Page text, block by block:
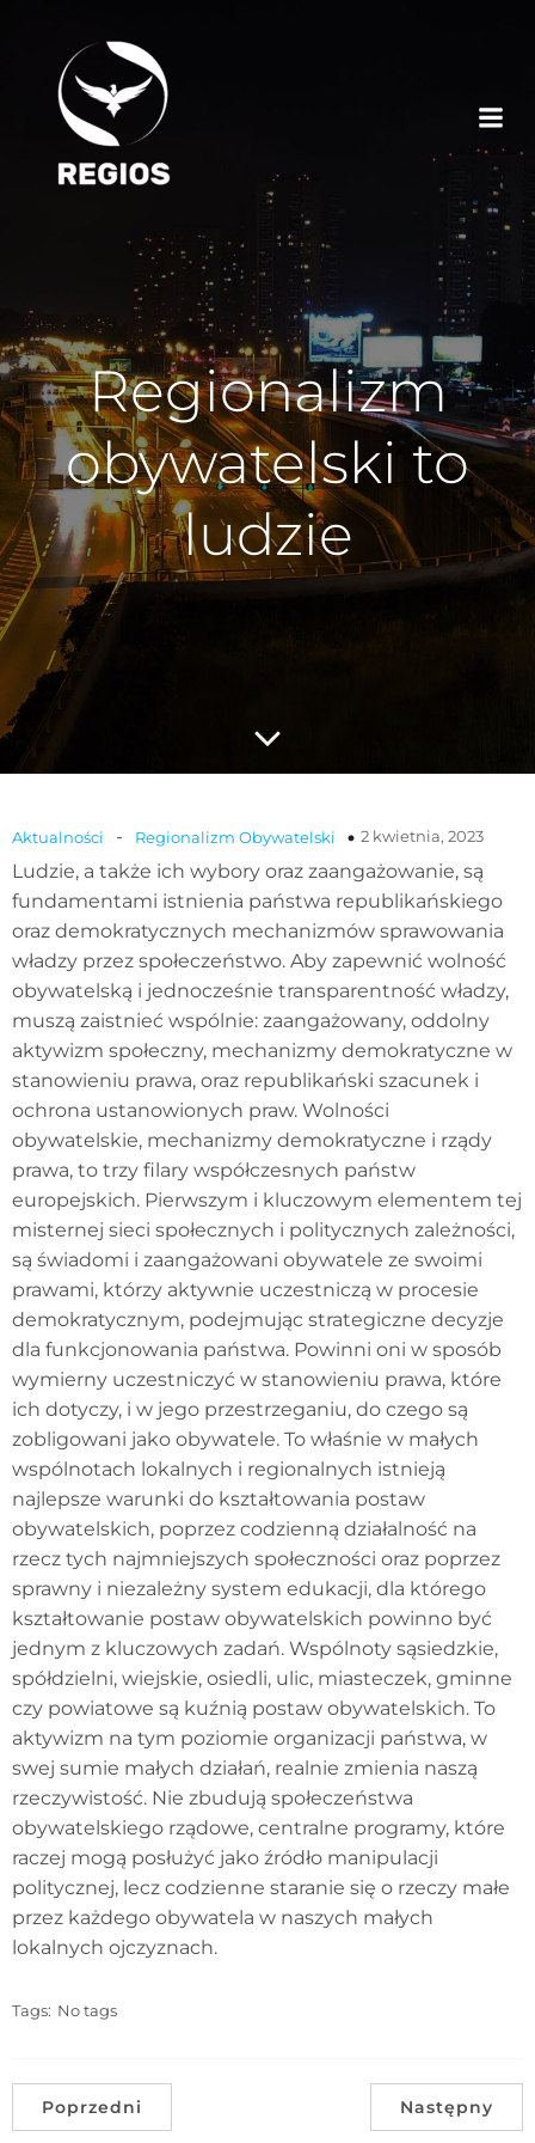
Regionalizm
obywatelski to
ludzie
Aktualności - Regionalizm Obywatelski 2 kwietnia, 2023
Ludzie, a także ich wybory oraz zaangażowanie, są
fundamentami istnienia państwa republikańskiego
oraz demokratycznych mechanizmów sprawowania
władzy przez społeczeństwo. Aby zapewnić wolność
obywatelską i jednocześnie transparentność władzy,
muszą zaistnieć wspólnie: zaangażowany, oddolny
aktywizm społeczny, mechanizmy demokratyczne w
stanowieniu prawa, oraz republikański szacunek i
ochrona ustanowionych praw. Wolności
obywatelskie, mechanizmy demokratyczne i rządy
prawa, to trzy filary współczesnych państw
europejskich. Pierwszym i kluczowym elementem tej
misternej sieci społecznych i politycznych zależności,
są świadomi i zaangażowani obywatele ze swoimi
prawami, którzy aktywnie uczestniczą w procesie
demokratycznym, podejmując strategiczne decyzje
dla funkcjonowania państwa. Powinni oni w sposób
wymierny uczestniczyć w stanowieniu prawa, które
ich dotyczy, i w jego przestrzeganiu, do czego są
zobligowani jako obywatele. To właśnie w małych
wspólnotach lokalnych i regionalnych istnieją
najlepsze warunki do kształtowania postaw
obywatelskich, poprzez codzienną działalność na
rzecz tych najmniejszych społeczności oraz poprzez
sprawny i niezależny system edukacji, dla którego
kształtowanie postaw obywatelskich powinno być
jednym z kluczowych zadań. Wspólnoty sąsiedzkie,
spółdzielni, wiejskie, osiedli, ulic, miasteczek, gminne
czy powiatowe są kuźnią postaw obywatelskich. To
aktywizm na tym poziomie organizacji państwa, w
swej sumie małych działań, realnie zmienia naszą
rzeczywistość. Nie zbudują społeczeństwa
obywatelskiego rządowe, centralne programy, które
raczej mogą posłużyć jako źródło manipulacji
politycznej, lecz codzienne staranie się o rzeczy małe
przez każdego obywatela w naszych małych
lokalnych ojczyznach.
Tags: No tags
Poprzedni Następny